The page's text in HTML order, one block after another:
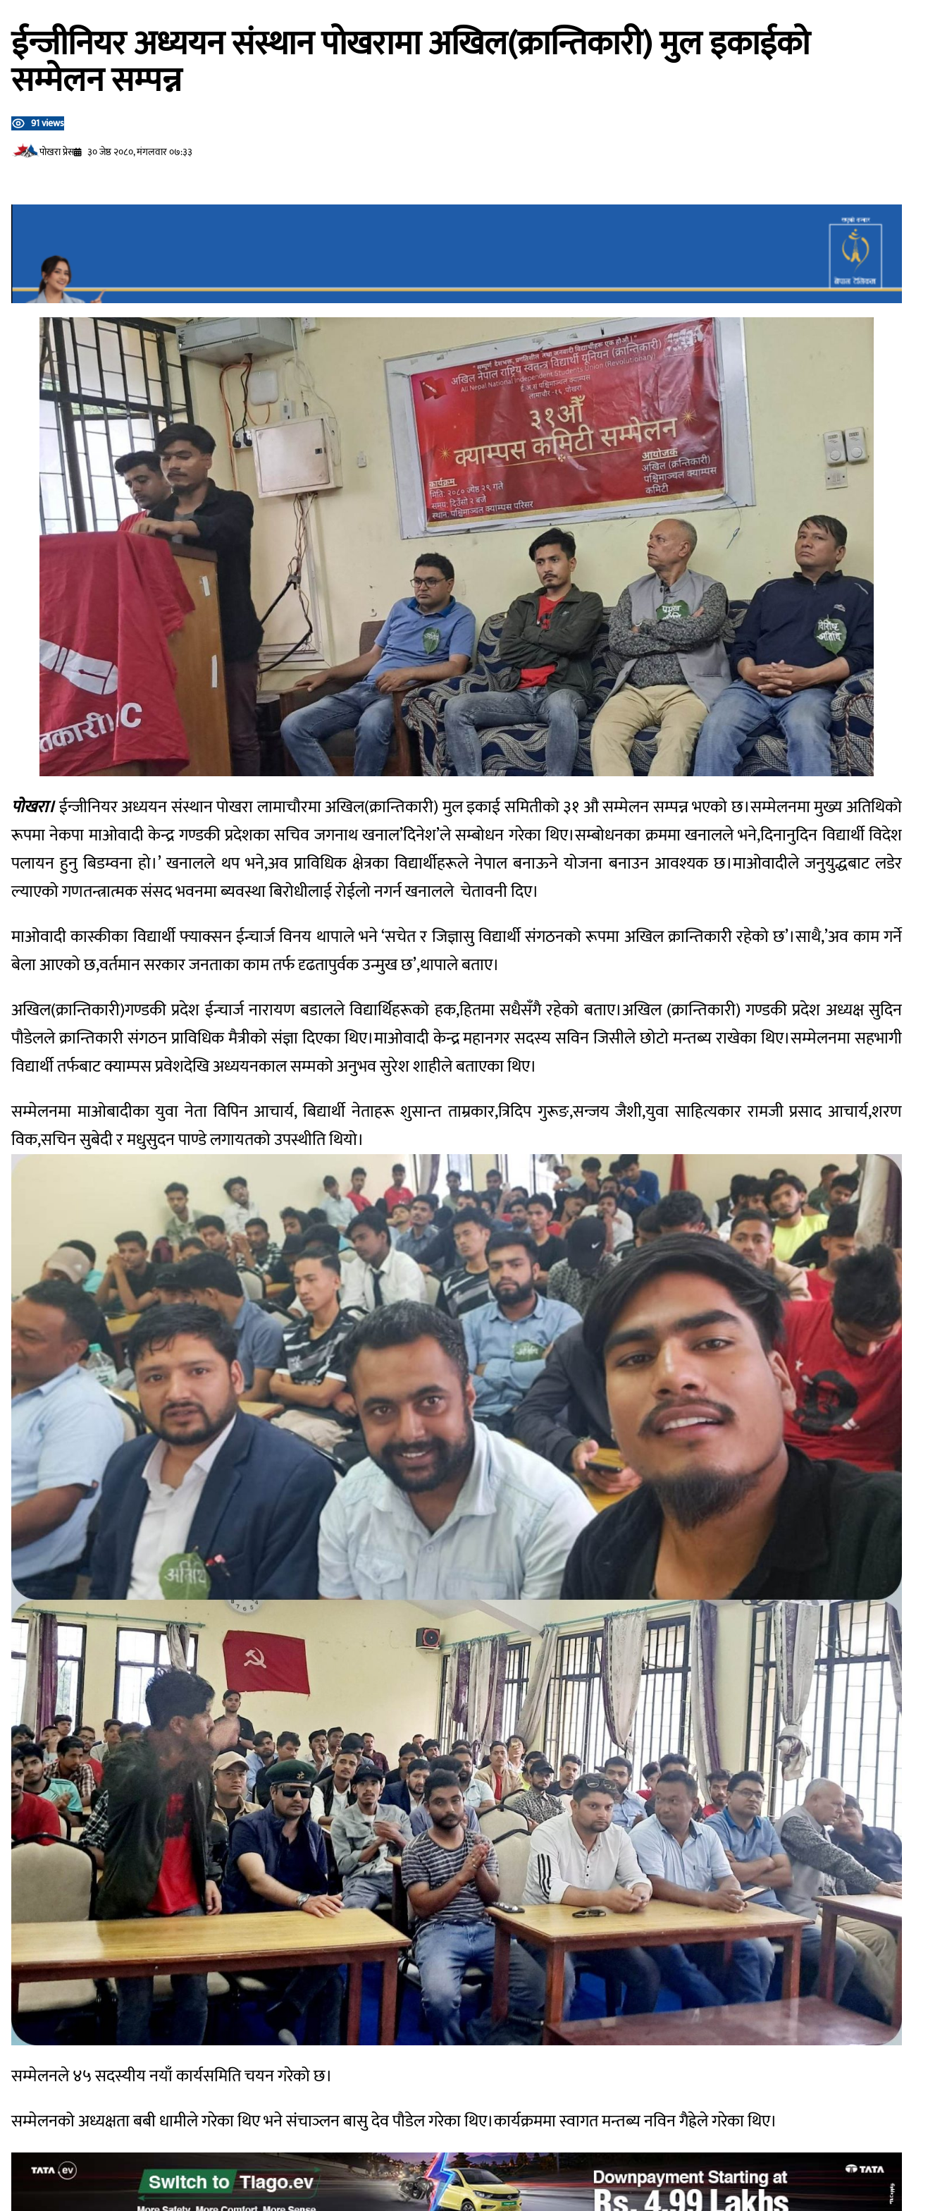
ईन्जीनियर अध्ययन संस्थान पोखरामा अखिल(क्रान्तिकारी) मुल इकाईको
सम्मेलन सम्पन्न
91 views
प‍ोखरा प्रेस
३० जेष्ठ २०८०, मंगलवार ०७:३३
पोखरा।ईन्जीनियर अध्ययन संस्थान पोखरा लामाचौरमा अखिल(क्रान्तिकारी) मुल इकाई समितीको ३१ औ सम्मेलन सम्पन्न भएको छ।सम्मेलनमा मुख्य अतिथिको
रूपमा नेकपा माओवादी केन्द्र गण्डकी प्रदेशका सचिव जगनाथ खनाल’दिनेश’ले सम्बोधन गरेका थिए।सम्बोधनका क्रममा खनालले भने,दिनानुदिन विद्यार्थी विदेश
पलायन हुनु बिडम्वना हो।’ खनालले थप भने,अव प्राविधिक क्षेत्रका विद्यार्थीहरूले नेपाल बनाऊने योजना बनाउन आवश्यक छ।माओवादीले जनुयुद्धबाट लडेर
ल्याएको गणतन्त्रात्मक संसद भवनमा ब्यवस्था बिरोधीलाई रोईलो नगर्न खनालले चेतावनी दिए।
माओवादी कास्कीका विद्यार्थी फ्याक्सन ईन्चार्ज विनय थापाले भने ‘सचेत र जिज्ञासु विद्यार्थी संगठनको रूपमा अखिल क्रान्तिकारी रहेको छ’।साथै,’अव काम गर्ने
बेला आएको छ,वर्तमान सरकार जनताका काम तर्फ दृढतापुर्वक उन्मुख छ’,थापाले बताए।
अखिल(क्रान्तिकारी)गण्डकी प्रदेश ईन्चार्ज नारायण बडालले विद्यार्थिहरूको हक,हितमा सधैसँगै रहेको बताए।अखिल (क्रान्तिकारी) गण्डकी प्रदेश अध्यक्ष सुदिन
पौडेलले क्रान्तिकारी संगठन प्राविधिक मैत्रीको संज्ञा दिएका थिए।माओवादी केन्द्र महानगर सदस्य सविन जिसीले छोटो मन्तब्य राखेका थिए।सम्मेलनमा सहभागी
विद्यार्थी तर्फबाट क्याम्पस प्रवेशदेखि अध्ययनकाल सम्मको अनुभव सुरेश शाहीले बताएका थिए।
सम्मेलनमा माओबादीका युवा नेता विपिन आचार्य, बिद्यार्थी नेताहरू शुसान्त ताम्रकार,त्रिदिप गुरूङ,सन्जय जैशी,युवा साहित्यकार रामजी प्रसाद आचार्य,शरण
विक,सचिन सुबेदी र मधुसुदन पाण्डे लगायतको उपस्थीति थियो।
सम्मेलनले ४५ सदस्यीय नयाँ कार्यसमिति चयन गरेको छ।
सम्मेलनको अध्यक्षता बबी धामीले गरेका थिए भने संचाञ्लन बासु देव पौडेल गरेका थिए।कार्यक्रममा स्वागत मन्तब्य नविन गैह्रेले गरेका थिए।